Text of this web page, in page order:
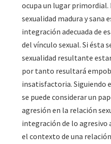
ocupa un lugar primordial.
sexualidad madura y sana
integración adecuada de
del vínculo sexual. Si ésta
sexualidad resultante
por tanto resultará
insatisfactoria. Siguiendo
se puede considerar un
agresión en la relación
integración de lo agresivo
el contexto de una